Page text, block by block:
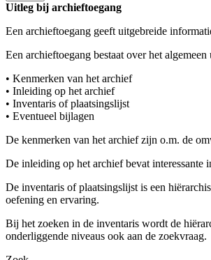
Uitleg bij archieftoegang
Een archieftoegang geeft uitgebreide
Een archieftoegang bestaat over het
• Kenmerken van het archief
• Inleiding op het archief
• Inventaris of plaatsingslijst
• Eventueel bijlagen
De kenmerken van het archief zijn o.m. de
De inleiding op het archief bevat interessante
De inventaris of plaatsingslijst is een
oefening en ervaring.
Bij het zoeken in de inventaris wordt de
onderliggende niveaus ook aan de zoekvraag.